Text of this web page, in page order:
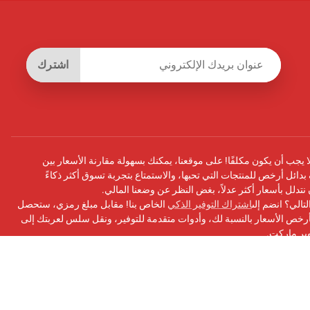
اشترك
أن يكون مكلفًا! على موقعنا، يمكنك بسهولة مقارنة الأسعار بين
أرخص للمنتجات التي تحبها، والاستمتاع بتجربة تسوق أكثر ذكاءً
نتدلل بأسعار أكثر عدلاً، بغض النظر عن وضعنا المالي.
انضم إلىاشتراك التوفير الذكي الخاص بنا! مقابل مبلغ رمزي، ستحصل
الأسعار بالنسبة لك، وأدوات متقدمة للتوفير، ونقل سلس لعربتك إلى
ماركت.